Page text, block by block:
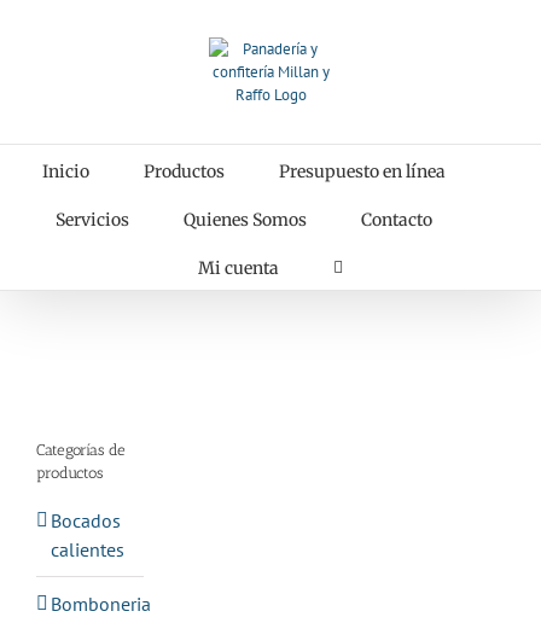
Inicio Productos Presupuesto en línea
Servicios Quienes Somos Contacto
Mi cuenta
Categorías de
productos
Bocados
calientes
Bomboneria